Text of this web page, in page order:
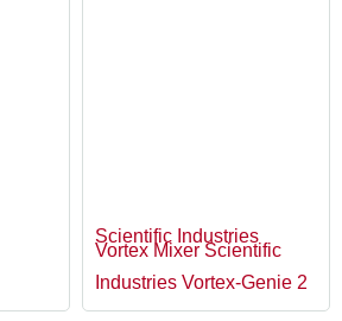
Scientific Industries
Vortex Mixer Scientific
Industries Vortex-Genie 2